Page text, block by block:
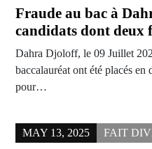
Fraude au bac à
candidats dont deux
Dahra Djoloff, le 09 Juillet
baccalauréat ont été placés
pour…
MAY 13, 2025 FAIT